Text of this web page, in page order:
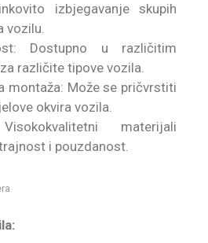
izbjegavanje skupih
vozilu.
Dostupno u različitim
različite tipove vozila.
montaža: Može se pričvrstiti
okvira vozila.
materijali
i pouzdanost.